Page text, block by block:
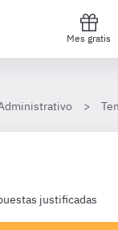
Mes gratis
justificadas